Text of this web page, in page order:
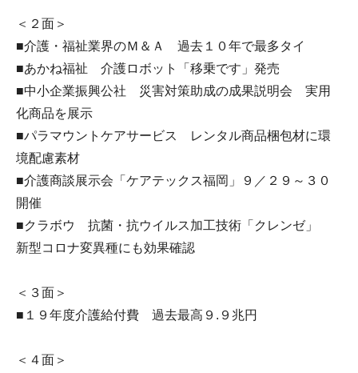
＜２面＞
■介護・福祉業界のＭ＆Ａ 過去１０年で最多タイ
■あかね福祉 介護ロボット「移乗です」発売
■中小企業振興公社 災害対策助成の成果説明会 実用
化商品を展示
■パラマウントケアサービス レンタル商品梱包材に環
境配慮素材
■介護商談展示会「ケアテックス福岡」９／２９～３０
開催
■クラボウ 抗菌・抗ウイルス加工技術「クレンゼ」
新型コロナ変異種にも効果確認
＜３面＞
■１９年度介護給付費 過去最高９.９兆円
＜４面＞